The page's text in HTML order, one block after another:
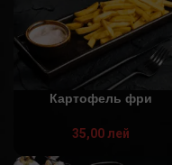
Картофель фри
35,00лей